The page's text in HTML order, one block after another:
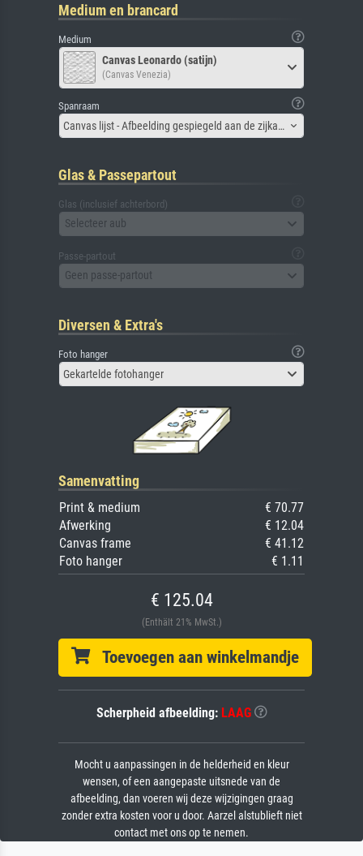
Medium en brancard
Medium
Canvas Leonardo (satijn)
(Canvas Venezia)
Spanraam
Canvas lijst - Afbeelding gespiegeld aan de zijkant
Glas & Passepartout
Glas (inclusief achterbord)
Selecteer aub
Passe-partout
Geen passe-partout
Diversen & Extra's
Foto hanger
Gekartelde fotohanger
Samenvatting
Print & medium
€ 70.77
Afwerking
€ 12.04
Canvas frame
€ 41.12
Foto hanger
€ 1.11
€ 125.04
(Enthält 21% MwSt.)
Toevoegen aan winkelmandje
Scherpheid afbeelding: LAAG
Mocht u aanpassingen in de helderheid en kleur
wensen, of een aangepaste uitsnede van de
afbeelding, dan voeren wij deze wijzigingen graag
zonder extra kosten voor u door. Aarzel alstublieft niet
contact met ons op te nemen.